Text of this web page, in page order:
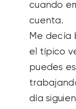
cuando
cuenta.
Me decía
el típico
puedes
día